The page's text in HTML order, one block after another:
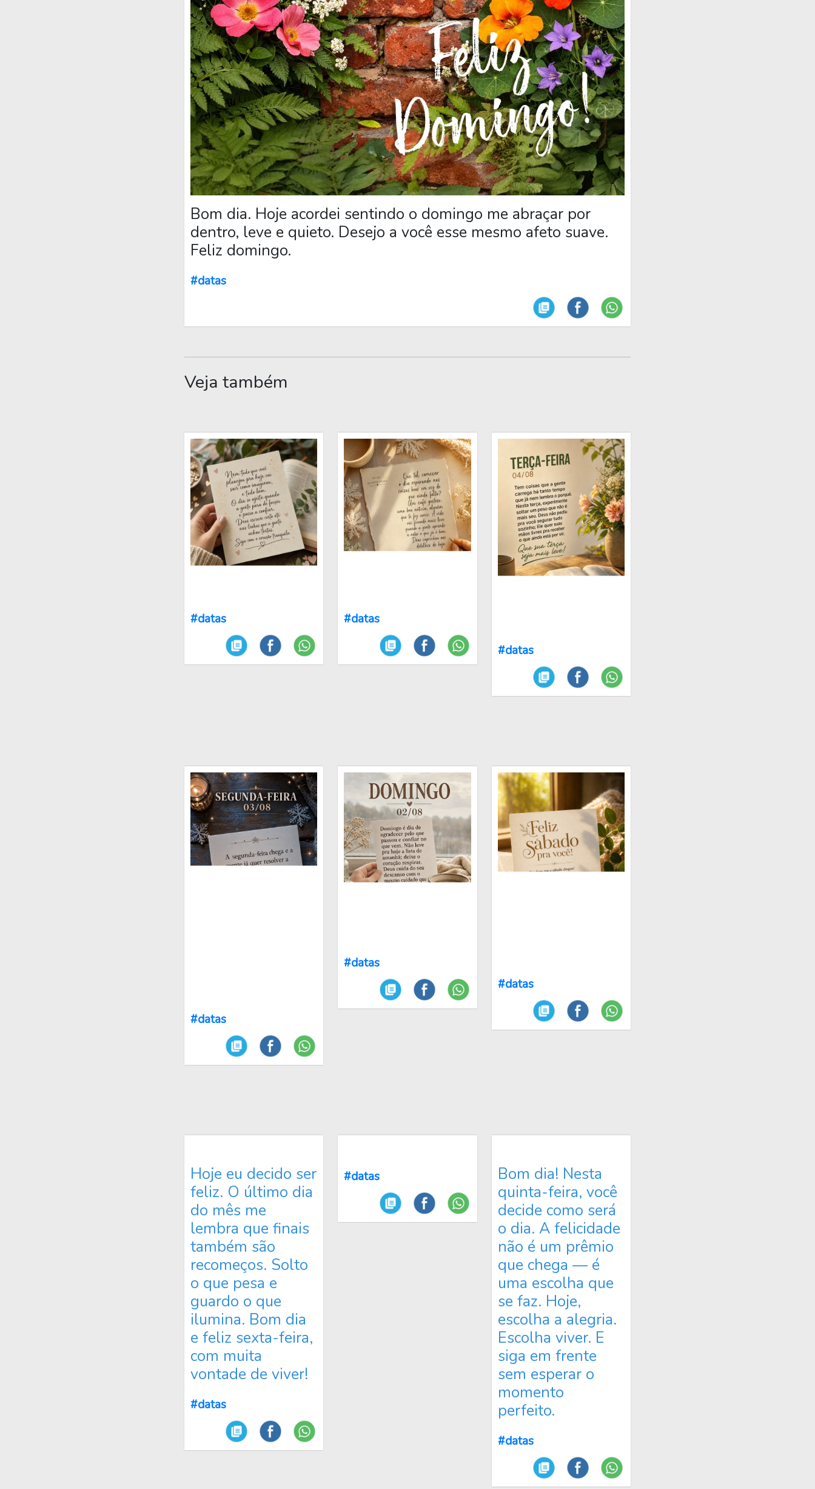
Bom dia. Hoje acordei sentindo o domingo me abraçar por
dentro, leve e quieto. Desejo a você esse mesmo afeto suave.
Feliz domingo.
#datas
Veja também
#datas #datas
#datas
#datas
#datas
#datas
Hoje eu decido ser
feliz. O último dia
do mês me
lembra que finais
também são
recomeços. Solto
o que pesa e
guardo o que
ilumina. Bom dia
e feliz sexta-feira,
com muita
vontade de viver!
#datas
#datas
Bom dia! Nesta
quinta-feira, você
decide como será
o dia. A felicidade
não é um prêmio
que chega — é
uma escolha que
se faz. Hoje,
escolha a alegria.
Escolha viver. E
siga em frente
sem esperar o
momento
perfeito.
#datas